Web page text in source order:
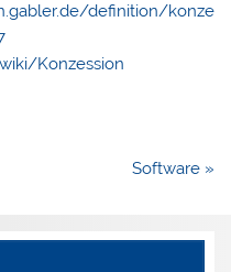
definition/konze
Konzession
Software »